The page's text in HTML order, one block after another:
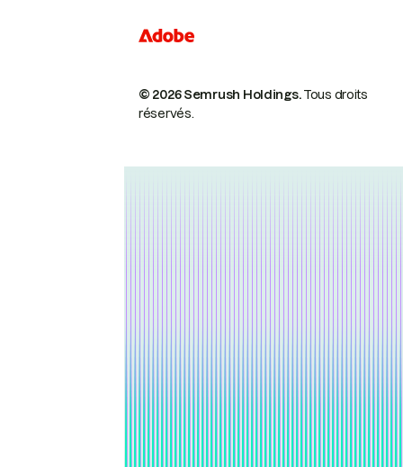
© 2026 Semrush Holdings.Tous droits
réservés.